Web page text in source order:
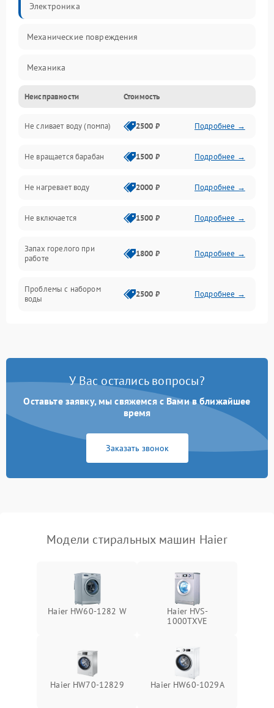
Электроника
Механические повреждения
Механика
Электропитание
Водоснабжение
Слив
Программное обеспечение
Неисправности Стоимость
Не сливает воду (помпа) 2500 ₽ Подробнее →
Не вращается барабан 1500 ₽ Подробнее →
Не нагревает воду 2000 ₽ Подробнее →
Не включается 1500 ₽ Подробнее →
Запах горелого при
работе
1800 ₽ Подробнее →
Проблемы с набором
воды
2500 ₽ Подробнее →
Замена платы управления 2200 ₽ Подробнее →
У Вас остались вопросы?
Оставьте заявку, мы свяжемся с Вами в ближайшее
время
Заказать звонок
Модели стиральных машин Haier
Haier HW60-1282 W
Haier HVS-
1000TXVE
Haier HW70-12829 Haier HW60-1029A